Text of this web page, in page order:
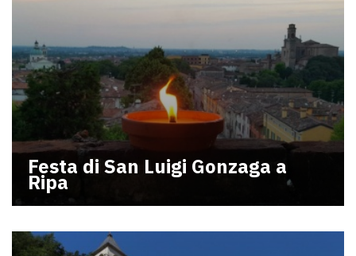
Festa di San Luigi Gonzaga a
Ripa